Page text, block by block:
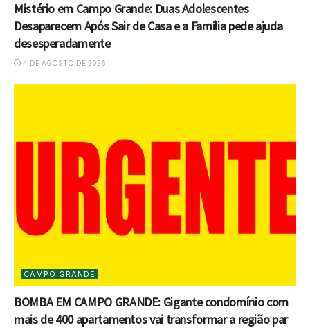
Mistério em Campo Grande: Duas Adolescentes
Desaparecem Após Sair de Casa e a Família pede ajuda
desesperadamente
4 DE AGOSTO DE 2026
CAMPO GRANDE
BOMBA EM CAMPO GRANDE: Gigante condomínio com
mais de 400 apartamentos vai transformar a região par